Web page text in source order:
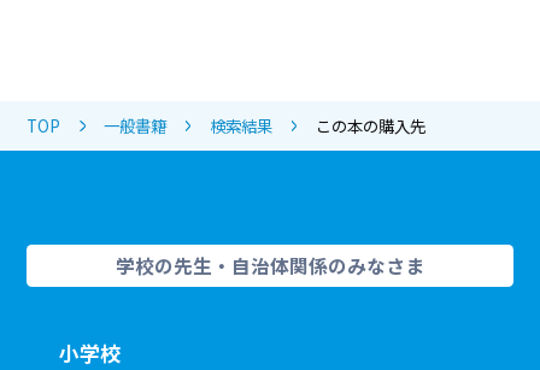
TOP 一般書籍 検索結果 この本の購入先
学校の先生・自治体関係のみなさま
小学校